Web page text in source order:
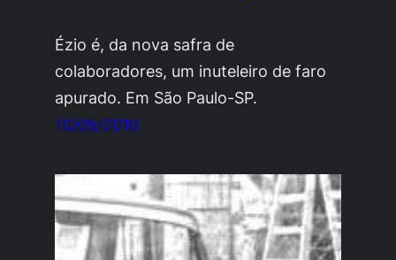
Ézio é, da nova safra de
colaboradores, um inuteleiro de faro
apurado. Em São Paulo-SP.
10/05/2010